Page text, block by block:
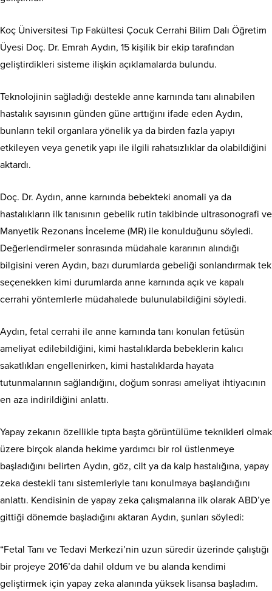
Koç Üniversitesi Tıp Fakültesi Çocuk Cerrahi Bilim Dalı Öğretim
Üyesi Doç. Dr. Emrah Aydın, 15 kişilik bir ekip tarafından
geliştirdikleri sisteme ilişkin açıklamalarda bulundu.
Teknolojinin sağladığı destekle anne karnında tanı alınabilen
hastalık sayısının günden güne arttığını ifade eden Aydın,
bunların tekil organlara yönelik ya da birden fazla yapıyı
etkileyen veya genetik yapı ile ilgili rahatsızlıklar da olabildiğini
aktardı.
Doç. Dr. Aydın, anne karnında bebekteki anomali ya da
hastalıkların ilk tanısının gebelik rutin takibinde ultrasonografi ve
Manyetik Rezonans İnceleme (MR) ile konulduğunu söyledi.
Değerlendirmeler sonrasında müdahale kararının alındığı
bilgisini veren Aydın, bazı durumlarda gebeliği sonlandırmak tek
seçenekken kimi durumlarda anne karnında açık ve kapalı
cerrahi yöntemlerle müdahalede bulunulabildiğini söyledi.
Aydın, fetal cerrahi ile anne karnında tanı konulan fetüsün
ameliyat edilebildiğini, kimi hastalıklarda bebeklerin kalıcı
sakatlıkları engellenirken, kimi hastalıklarda hayata
tutunmalarının sağlandığını, doğum sonrası ameliyat ihtiyacının
en aza indirildiğini anlattı.
Yapay zekanın özellikle tıpta başta görüntülüme teknikleri olmak
üzere birçok alanda hekime yardımcı bir rol üstlenmeye
başladığını belirten Aydın, göz, cilt ya da kalp hastalığına, yapay
zeka destekli tanı sistemleriyle tanı konulmaya başlandığını
anlattı. Kendisinin de yapay zeka çalışmalarına ilk olarak ABD’ye
gittiği dönemde başladığını aktaran Aydın, şunları söyledi:
“Fetal Tanı ve Tedavi Merkezi’nin uzun süredir üzerinde çalıştığı
bir projeye 2016’da dahil oldum ve bu alanda kendimi
geliştirmek için yapay zeka alanında yüksek lisansa başladım.